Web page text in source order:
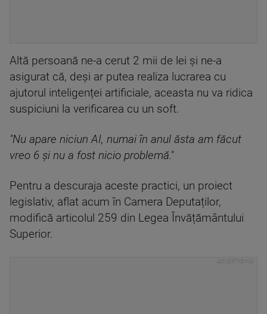
Altă persoană ne-a cerut 2 mii de lei și ne-a
asigurat că, deși ar putea realiza lucrarea cu
ajutorul inteligenței artificiale, aceasta nu va ridica
suspiciuni la verificarea cu un soft.
"Nu apare niciun AI, numai în anul ăsta am făcut
vreo 6 și nu a fost nicio problemă."
Pentru a descuraja aceste practici, un proiect
legislativ, aflat acum în Camera Deputaților,
modifică articolul 259 din Legea Învățământului
Superior.